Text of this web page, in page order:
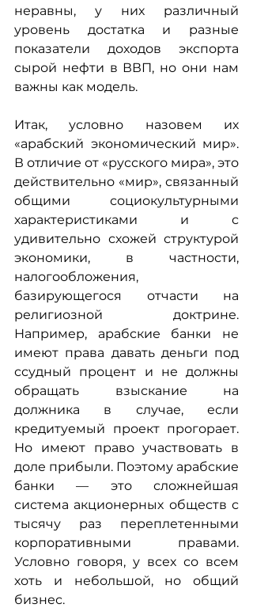
неравны, у них различный
уровень достатка и разные
показатели доходов экспорта
сырой нефти в ВВП, но они нам
важны как модель.
Итак, условно назовем их
«арабский экономический мир».
В отличие от «русского мира», это
действительно «мир», связанный
общими социокультурными
характеристиками и с
удивительно схожей структурой
экономики, в частности,
налогообложения,
базирующегося отчасти на
религиозной доктрине.
Например, арабские банки не
имеют права давать деньги под
ссудный процент и не должны
обращать взыскание на
должника в случае, если
кредитуемый проект прогорает.
Но имеют право участвовать в
доле прибыли. Поэтому арабские
банки — это сложнейшая
система акционерных обществ с
тысячу раз переплетенными
корпоративными правами.
Условно говоря, у всех со всем
хоть и небольшой, но общий
бизнес.